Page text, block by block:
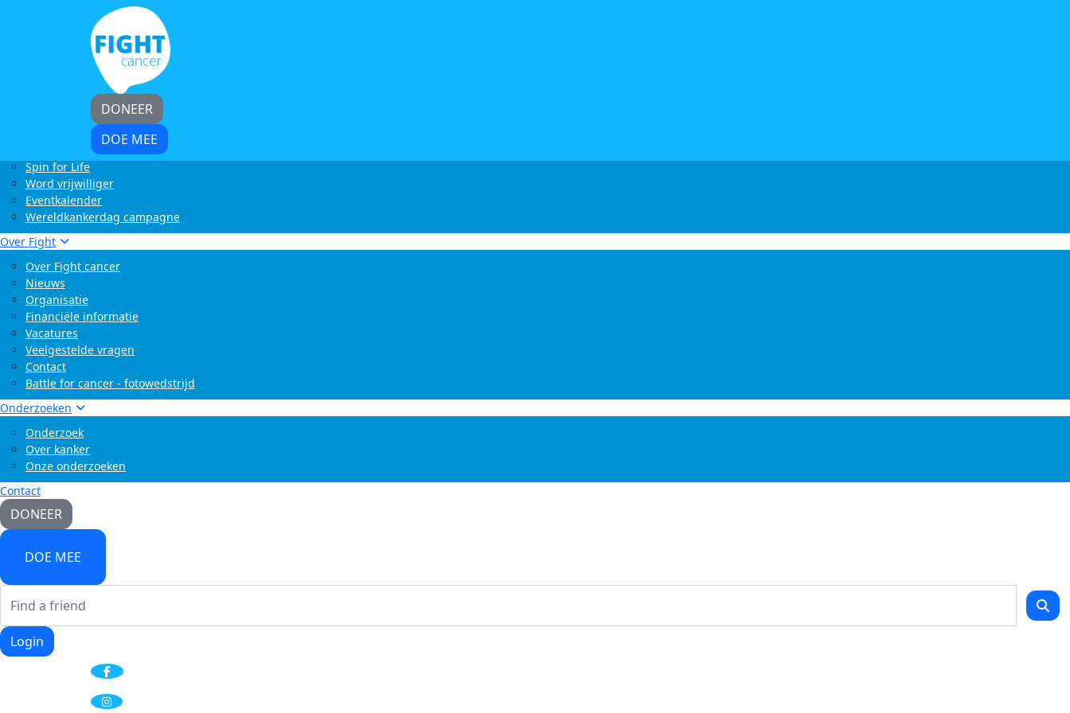
Start zelf een actie
Light at Night Walk
Rollercoaster Run
Swim to Fight Cancer
Buffelrun X Fight cancer
Tocht om de Noord
Spin for Life
Word vrijwilliger
Eventkalender
Wereldkankerdag campagne
Over Fight
Over Fight cancer
Nieuws
Organisatie
Financiële informatie
Vacatures
Veelgestelde vragen
Contact
Battle for cancer - fotowedstrijd
Onderzoeken
Onderzoek
Over kanker
Onze onderzoeken
Contact
DONEER
DOE MEE
Login
DONEER
DOE MEE